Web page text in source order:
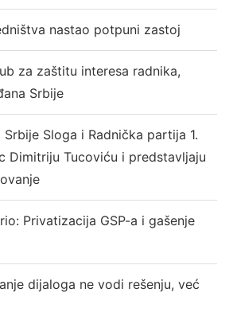
nastao potpuni zastoj
za zaštitu interesa radnika,
Srbije
Sloga i Radnička partija 1.
Dimitriju Tucoviću i predstavljaju
Privatizacija GSP-a i gašenje
dijaloga ne vodi rešenju, već